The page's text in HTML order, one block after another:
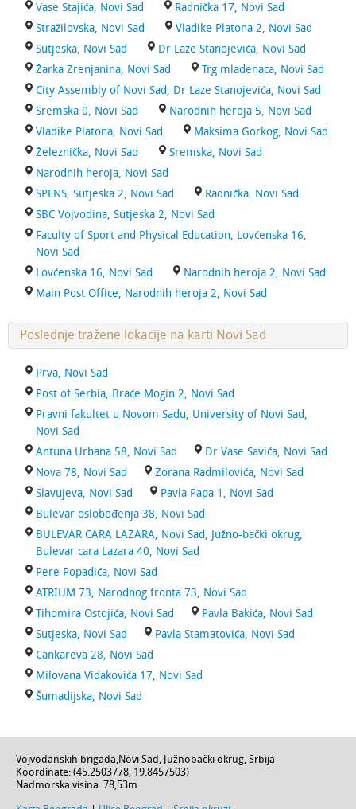
Vase Stajića, Novi Sad
Radnička 17, Novi Sad
Stražilovska, Novi Sad
Vladike Platona 2, Novi Sad
Sutjeska, Novi Sad
Dr Laze Stanojevića, Novi Sad
Žarka Zrenjanina, Novi Sad
Trg mladenaca, Novi Sad
City Assembly of Novi Sad, Dr Laze Stanojevića, Novi Sad
Sremska 0, Novi Sad
Narodnih heroja 5, Novi Sad
Vladike Platona, Novi Sad
Maksima Gorkog, Novi Sad
Železnička, Novi Sad
Sremska, Novi Sad
Narodnih heroja, Novi Sad
SPENS, Sutjeska 2, Novi Sad
Radnička, Novi Sad
SBC Vojvodina, Sutjeska 2, Novi Sad
Faculty of Sport and Physical Education, Lovćenska 16,
Novi Sad
Lovćenska 16, Novi Sad
Narodnih heroja 2, Novi Sad
Main Post Office, Narodnih heroja 2, Novi Sad
Poslednje tražene lokacije na karti Novi Sad
Prva, Novi Sad
Post of Serbia, Braće Mogin 2, Novi Sad
Pravni fakultet u Novom Sadu, University of Novi Sad,
Novi Sad
Antuna Urbana 58, Novi Sad
Dr Vase Savića, Novi Sad
Nova 78, Novi Sad
Zorana Radmilovića, Novi Sad
Slavujeva, Novi Sad
Pavla Papa 1, Novi Sad
Bulevar oslobođenja 38, Novi Sad
BULEVAR CARA LAZARA, Novi Sad, Južno-bački okrug,
Bulevar cara Lazara 40, Novi Sad
Pere Popadića, Novi Sad
ATRIUM 73, Narodnog fronta 73, Novi Sad
Tihomira Ostojića, Novi Sad
Pavla Bakića, Novi Sad
Sutjeska, Novi Sad
Pavla Stamatovića, Novi Sad
Cankareva 28, Novi Sad
Milovana Vidakovića 17, Novi Sad
Šumadijska, Novi Sad
Vojvođanskih brigada,Novi Sad, Južnobački okrug, Srbija
Koordinate: (45.2503778, 19.8457503)
Nadmorska visina: 78,53m